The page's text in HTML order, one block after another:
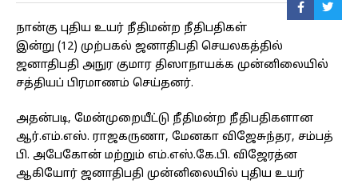
நான்கு புதிய உயர் நீதிமன்ற நீதிபதிகள்
இன்று (12) முற்பகல் ஜனாதிபதி செயலகத்தில்
ஜனாதிபதி அநுர குமார திஸாநாயக்க முன்னிலையில்
சத்தியப் பிரமாணம் செய்தனர்.
அதன்படி, மேன்முறையீட்டு நீதிமன்ற நீதிபதிகளான
ஆர்.எம்.எஸ். ராஜகருணா, மேனகா விஜேசுந்தர, சம்பத்
பி. அபேகோன் மற்றும் எம்.எஸ்.கே.பி. விஜேரத்ன
ஆகியோர் ஜனாதிபதி முன்னிலையில் புதிய உயர்